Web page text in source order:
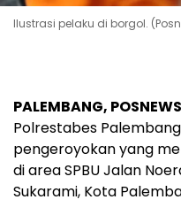
Ilustrasi pelaku di borgol.
PALEMBANG,
Polrestabes
pengeroyokan yang
di area SPBU Jalan
Sukarami, Kota